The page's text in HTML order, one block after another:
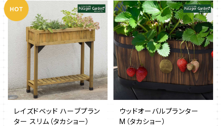
レイズドベッド ハーブプラン
ター スリム（タカショー）
ウッドオーバルプランター
M（タカショー）